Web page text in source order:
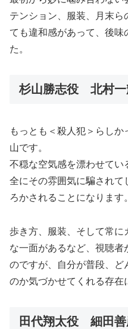
テンション、服装、月末ら
ても違和感があって、後味
た。
杉山勝志役 北村一
もっとも＜殺人犯＞らし
山です。
不穏な空気感を漂わせて
全にその雰囲気に騙され
ろかされることになります。
歩き方、服装、そして常に
な一面があるなど、視聴者
のですが、自分が普段、ど
のか気づかせてくれる存在
田代翔太役 細田善